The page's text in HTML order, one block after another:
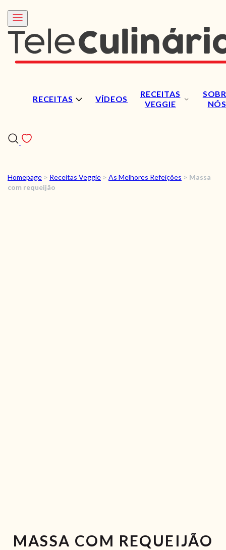
RECEITAS VÍDEOS
RECEITAS
VEGGIE
NÓS
RECEITAS
Homepage > Receitas Veggie > As Melhores Refeições > Massa
com requeijão
MASSA COM REQUEIJÃO